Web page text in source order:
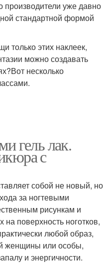
производители уже давно
стандартной формой
только этих наклеек,
можно создавать
несколько
гель лак.
с
собой не новый, но
за ногтевыми
рисункам и
поверхность ноготков,
любой образ,
женщины или особы,
и энергичности.